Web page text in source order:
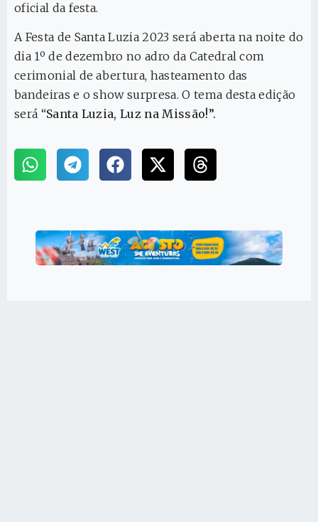
oficial da festa.
A Festa de Santa Luzia 2023 será aberta na noite do
dia 1º de dezembro no adro da Catedral com
cerimonial de abertura, hasteamento das
bandeiras e o show surpresa. O tema desta edição
será “Santa Luzia, Luz na Missão!”.